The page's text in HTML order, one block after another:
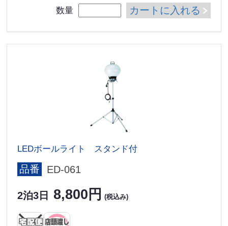
数量 カートに入れる
LEDボールライト スタンド付
品番 ED-061
2泊3日 8,800円 (税込み)